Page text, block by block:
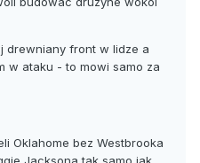
drewniany front w lidze a
w ataku - to mowi samo za
Oklahome bez Westbrooka
Jacksona tak samo jak